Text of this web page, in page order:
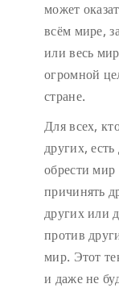
может
всём мире,
или весь
огромной
стране.
Для всех,
других,
обрести
причинять
других или
против
мир. Этот
и даже не